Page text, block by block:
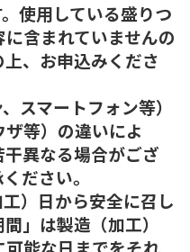
使用している盛りつ
含まれていませんの
、お申込みくださ
スマートフォン等）
等）の違いによ
異なる場合がござ
ださい。
）日から安全に召し
」は製造（加工）